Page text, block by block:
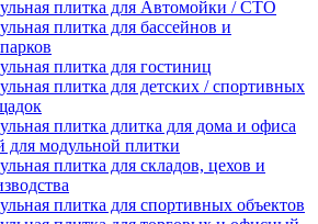
плитка для Автомойки / СТО
плитка для бассейнов и
плитка для гостиниц
плитка для детских / спортивных
плитка длитка для дома и офиса
для модульной плитки
плитка для складов, цехов и
плитка для спортивных объектов